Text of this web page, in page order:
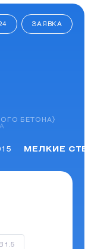
ЗАЯВКА
МЕЛКИЕ
БЕТОНА
В 1.5